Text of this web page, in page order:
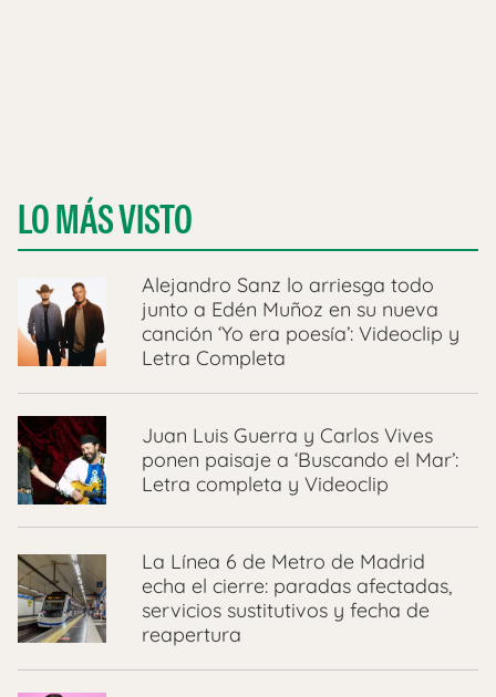
LO MÁS VISTO
Alejandro Sanz lo arriesga todo
junto a Edén Muñoz en su nueva
canción ‘Yo era poesía’: Videoclip y
Letra Completa
Juan Luis Guerra y Carlos Vives
ponen paisaje a ‘Buscando el Mar’:
Letra completa y Videoclip
La Línea 6 de Metro de Madrid
echa el cierre: paradas afectadas,
servicios sustitutivos y fecha de
reapertura